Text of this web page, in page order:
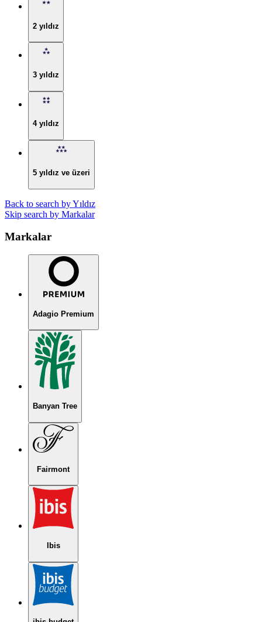
2 yıldız
3 yıldız
4 yıldız
5 yıldız ve üzeri
Back to search by Yıldız
Skip search by Markalar
Markalar
Adagio Premium
Banyan Tree
Fairmont
Ibis